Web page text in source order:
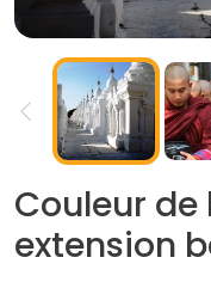
Couleur
extension